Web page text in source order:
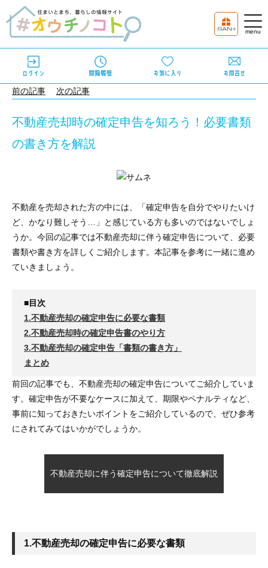
前の記事 次の記事
不動産売却時の確定申告を知ろう！必要書類
の書き方を解説
不動産を売却された方の中には、「確定申告を自分でやりたいけ
ど、かなり難しそう…」と感じている方も多いのではないでしょ
うか。今回の記事では不動産売却に伴う確定申告について、必要
書類や書き方を詳しくご紹介します。本記事を参考に一緒に進め
ていきましょう。
■目次
1.不動産売却の確定申告に必要な書類
2.不動産売却時の確定申告書のやり方
3.不動産売却の確定申告「書類の書き方」
まとめ
前回の記事でも、不動産売却の確定申告についてご紹介していま
す。確定申告が不要なケースに加えて、期限やペナルティなど、
事前に知っておきたいポイントをご紹介しているので、ぜひ参考
にされてみてはいかがでしょうか。
不動産売却に伴う確定申告について徹底解説
1.不動産売却の確定申告に必要な書類